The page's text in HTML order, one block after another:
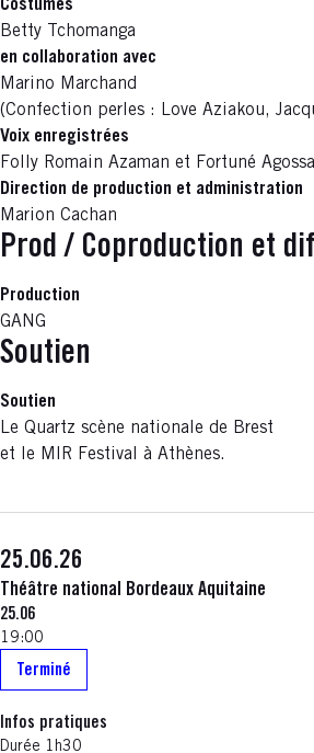
Costumes
Betty Tchomanga
en collaboration avec
Marino Marchand
(Confection perles : Love Aziakou,
Voix enregistrées
Folly Romain Azaman et Fortuné Agossa
Direction de production et administration
Marion Cachan
Prod / Coproduction et
Production
GANG
Soutien
Soutien
Le Quartz scène nationale de Brest
et le MIR Festival à Athènes.
25.06.26
Théâtre national Bordeaux Aquitaine
25.06
19:00
Terminé
Infos pratiques
Durée 1h30